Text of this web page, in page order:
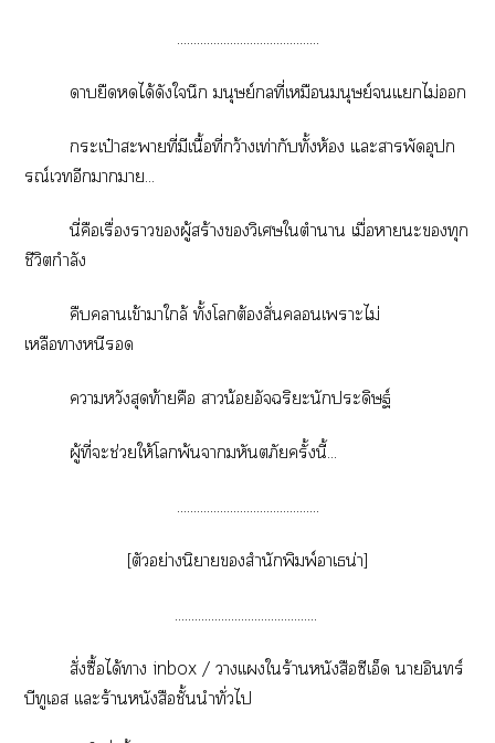
...........................................
ายืดได้ดังในึก มนุษย์ที่เหมือนมนุษย์แไม่
กระเป๋าะาที่มีเนื้อที่กว้างเท่ากับทั้งห้อง แะาพัดอุปก
รณ์เอีกาา...
นี่คือเรื่องาผู้สร้างวิเศษใตำา เมื่อาะทุก
ชีวิตกำลัง
คืบาเข้าาใกล้ ทั้งโต้องสั่นเาะไม่
เหลือาหนี
าหวังสุดท้ายคือ าน้อยอัจฉริยะนักประดิษฐ์
ผู้ที่ะช่วยให้โพ้นามหันตภัยครั้งนี้...
...........................................
[ตัวอย่างนิยายสำนักพิมพ์าเธน่า]
...........................................
สั่งซื้อได้า inbox / าเเใร้านหนังสือซีเอ็ด าอินทร์
บีทูเส เเะร้านหนังสือชั้นนำทั่วไ